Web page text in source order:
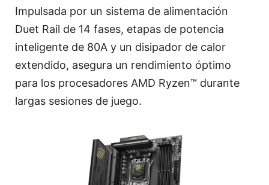
Impulsada por un sistema de alimentación
Duet Rail de 14 fases, etapas de potencia
inteligente de 80A y un disipador de calor
extendido, asegura un rendimiento óptimo
para los procesadores AMD Ryzen™ durante
largas sesiones de juego.